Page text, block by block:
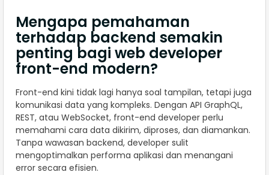
Mengapa pemahaman
terhadap backend semakin
penting bagi web developer
front-end modern?
Front-end kini tidak lagi hanya soal tampilan, tetapi juga
komunikasi data yang kompleks. Dengan API GraphQL,
REST, atau WebSocket, front-end developer perlu
memahami cara data dikirim, diproses, dan diamankan.
Tanpa wawasan backend, developer sulit
mengoptimalkan performa aplikasi dan menangani
error secara efisien.